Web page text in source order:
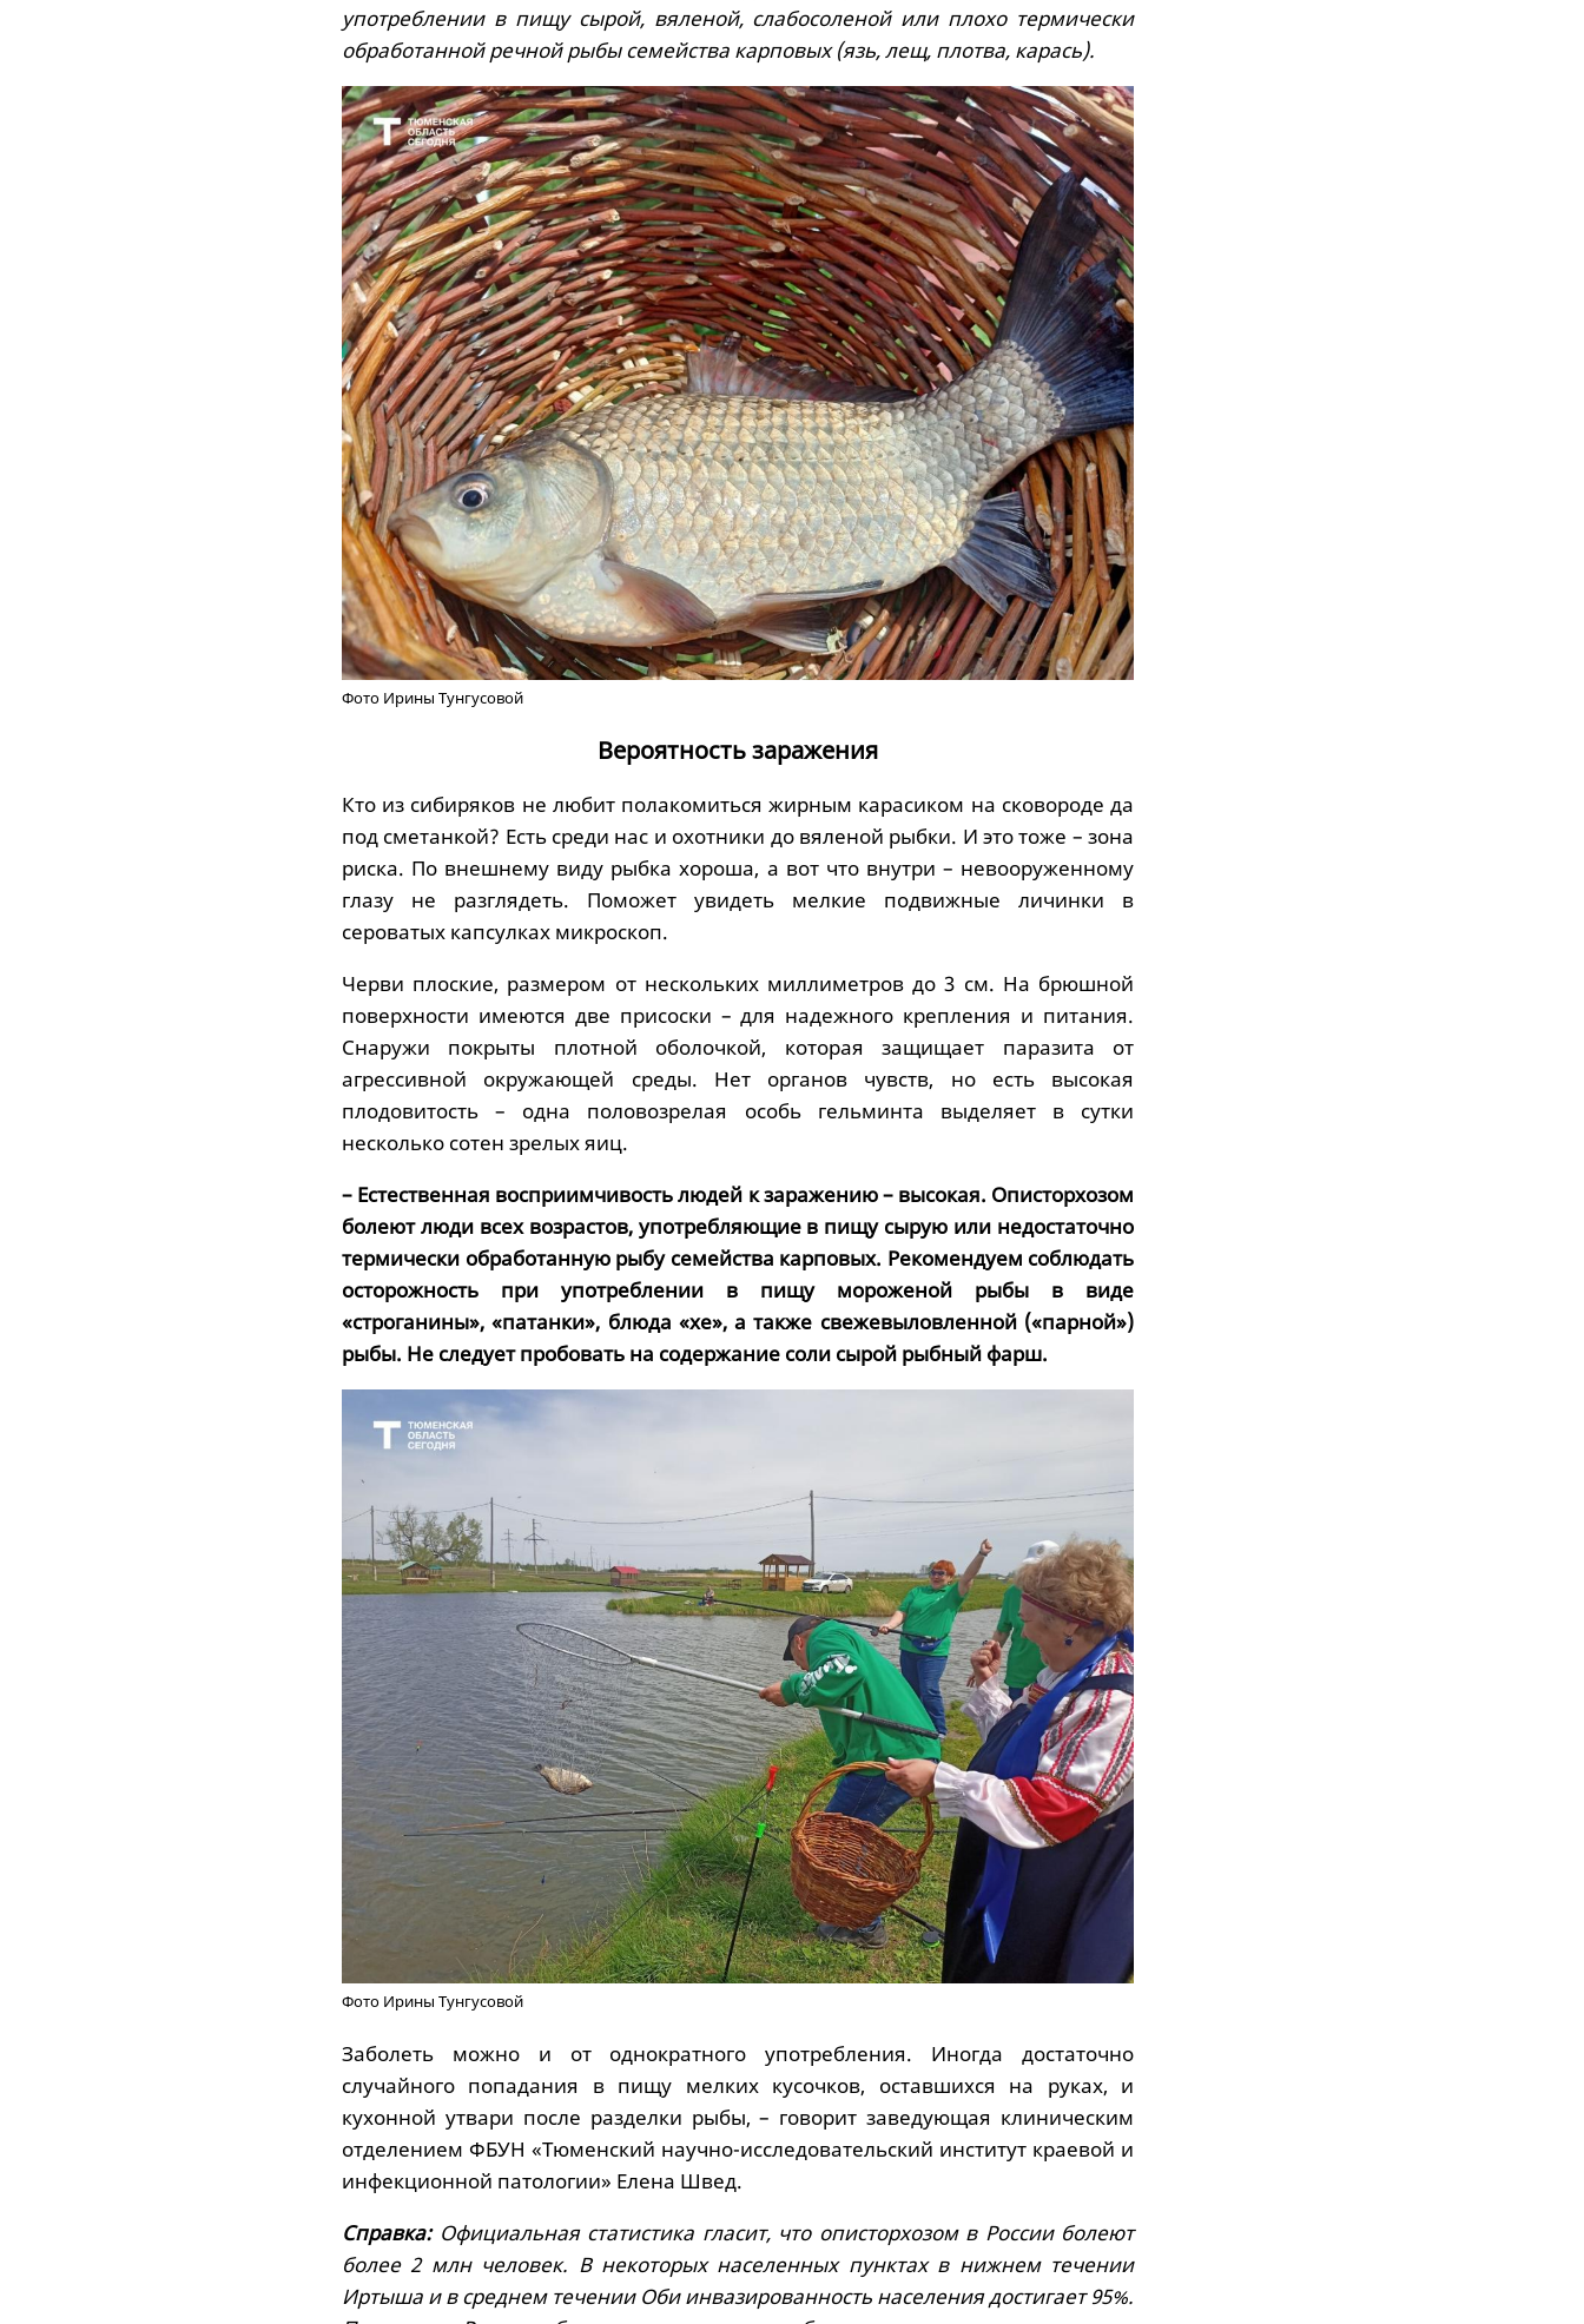
употреблении в пищу сырой, вяленой, слабосоленой или плохо термически
обработанной речной рыбы семейства карповых (язь, лещ, плотва, карась).
Фото Ирины Тунгусовой
Вероятность заражения
Кто из сибиряков не любит полакомиться жирным карасиком на сковороде да
под сметанкой? Есть среди нас и охотники до вяленой рыбки. И это тоже – зона
риска. По внешнему виду рыбка хороша, а вот что внутри – невооруженному
глазу не разглядеть. Поможет увидеть мелкие подвижные личинки в
сероватых капсулках микроскоп.
Черви плоские, размером от нескольких миллиметров до 3 см. На брюшной
поверхности имеются две присоски – для надежного крепления и питания.
Снаружи покрыты плотной оболочкой, которая защищает паразита от
агрессивной окружающей среды. Нет органов чувств, но есть высокая
плодовитость – одна половозрелая особь гельминта выделяет в сутки
несколько сотен зрелых яиц.
– Естественная восприимчивость людей к заражению – высокая. Описторхозом
болеют люди всех возрастов, употребляющие в пищу сырую или недостаточно
термически обработанную рыбу семейства карповых. Рекомендуем соблюдать
осторожность при употреблении в пищу мороженой рыбы в виде
«строганины», «патанки», блюда «хе», а также свежевыловленной («парной»)
рыбы. Не следует пробовать на содержание соли сырой рыбный фарш.
Фото Ирины Тунгусовой
Заболеть можно и от однократного употребления. Иногда достаточно
случайного попадания в пищу мелких кусочков, оставшихся на руках, и
кухонной утвари после разделки рыбы, – говорит заведующая клиническим
отделением ФБУН «Тюменский научно-исследовательский институт краевой и
инфекционной патологии» Елена Швед.
Справка:Официальная статистика гласит, что описторхозом в России болеют
более 2 млн человек. В некоторых населенных пунктах в нижнем течении
Иртыша и в среднем течении Оби инвазированность населения достигает 95%.